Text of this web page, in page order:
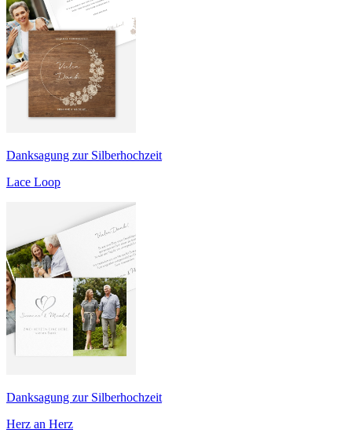
Danksagung zur Silberhochzeit
Lace Loop
Danksagung zur Silberhochzeit
Herz an Herz